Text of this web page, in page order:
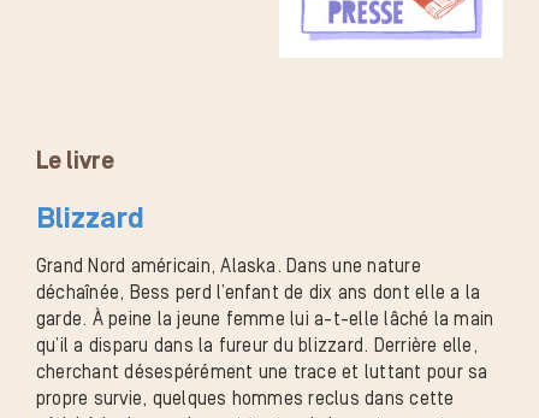
Le livre
Blizzard
Grand Nord américain, Alaska. Dans une nature
déchaînée, Bess perd l’enfant de dix ans dont elle a la
garde. À peine la jeune femme lui a-t-elle lâché la main
qu’il a disparu dans la fureur du blizzard. Derrière elle,
cherchant désespérément une trace et luttant pour sa
propre survie, quelques hommes reclus dans cette